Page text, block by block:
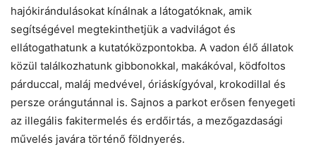
hajókirándulásokat kínálnak a látogatóknak, amik
segítségével megtekinthetjük a vadvilágot és
ellátogathatunk a kutatóközpontokba. A vadon élő állatok
közül találkozhatunk gibbonokkal, makákóval, ködfoltos
párduccal, maláj medvével, óriáskígyóval, krokodillal és
persze orángutánnal is. Sajnos a parkot erősen fenyegeti
az illegális fakitermelés és erdőirtás, a mezőgazdasági
művelés javára történő földnyerés.